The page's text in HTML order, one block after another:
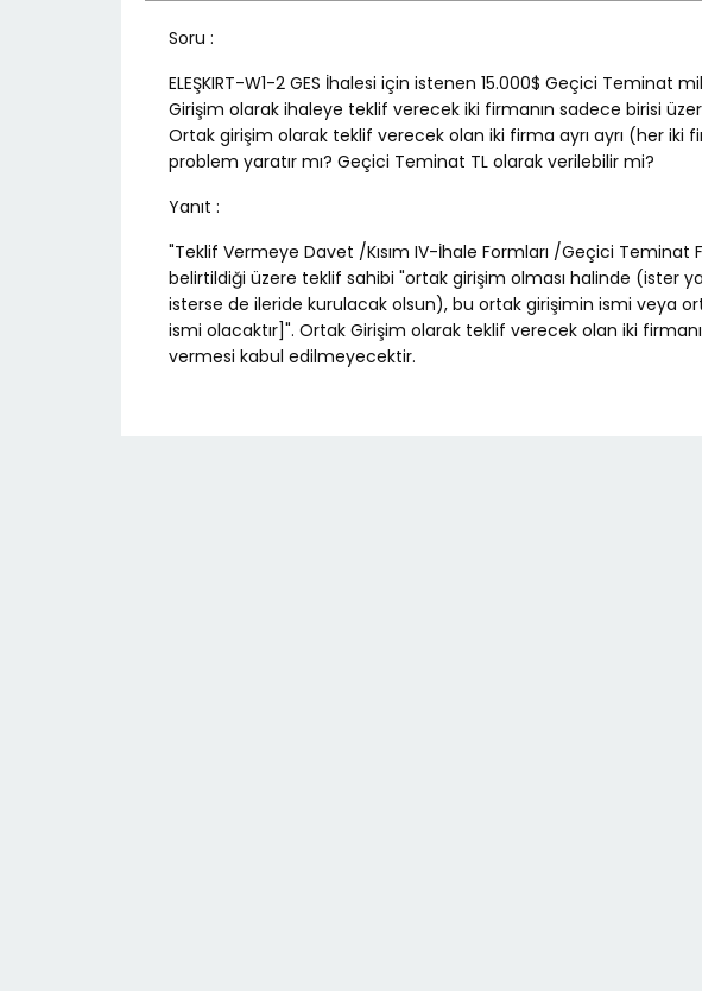
Soru :
ELEŞKIRT-W1-2 GES İhalesi için istenen 15.000$ Geçici Teminat
Girişim olarak ihaleye teklif verecek iki firmanın sadece birisi
Ortak girişim olarak teklif verecek olan iki firma ayrı ayrı (her iki
problem yaratır mı? Geçici Teminat TL olarak verilebilir mi?
Yanıt :
"Teklif Vermeye Davet /Kısım IV-İhale Formları /Geçici Teminat
belirtildiği üzere teklif sahibi "ortak girişim olması halinde (ister
isterse de ileride kurulacak olsun), bu ortak girişimin ismi veya
ismi olacaktır]". Ortak Girişim olarak teklif verecek olan iki
vermesi kabul edilmeyecektir.